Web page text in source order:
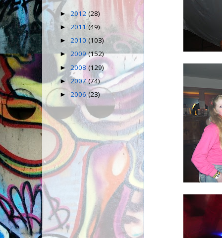
►2012 (28)
► 2011(49)
► 2010(103)
► 2009(152)
► 2008 (129)
► 2007(74)
► 2006(23)